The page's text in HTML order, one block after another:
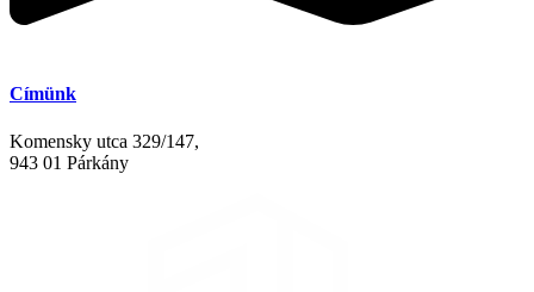
Címünk
Komensky utca 329/147,
943 01 Párkány